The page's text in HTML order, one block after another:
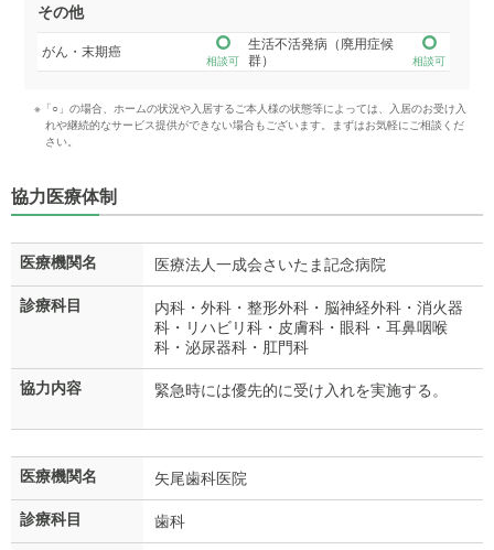
その他
がん・末期癌
相談可
生活不活発病（廃用症候
群）
相談可
※「○」の場合、ホームの状況や入居するご本人様の状態等によっては、入居のお受け入
れや継続的なサービス提供ができない場合もございます。まずはお気軽にご相談くだ
さい。
協力医療体制
医療機関名 医療法人一成会さいたま記念病院
診療科目
内科・外科・整形外科・脳神経外科・消火器
科・リハビリ科・皮膚科・眼科・耳鼻咽喉
科・泌尿器科・肛門科
協力内容 緊急時には優先的に受け入れを実施する。
医療機関名 矢尾歯科医院
診療科目 歯科